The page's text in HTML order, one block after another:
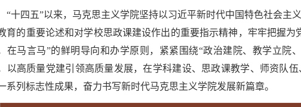
“十四五”以来，马克思主义学院坚持以习近平新时代中国特色社会主
育的重要论述和对学校思政课建设作出的重要指示精神，牢牢把握为
在马言马”的鲜明导向和办学原则，紧紧围绕“政治建院、教学立院
以高质量党建引领高质量发展，在学科建设、思政课教学、师资队
系列标志性成果，奋力书写新时代马克思主义学院发展新篇章。